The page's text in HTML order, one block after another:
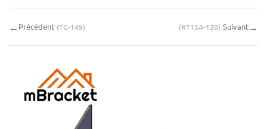
Téléchargements
Mes demandes
← Précédent (TG-149) (RT15A-120) Suivant→